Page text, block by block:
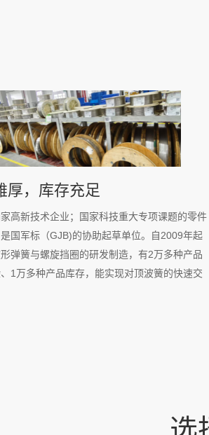
厚，库存充足
高新技术企业；国家科技重大专项课题的零件
国军标（GJB)的协助起草单位。自2009年起
弹簧与螺旋挡圈的研发制造，有2万多种产品
1万多种产品库存，能实现对顶波簧的快速交